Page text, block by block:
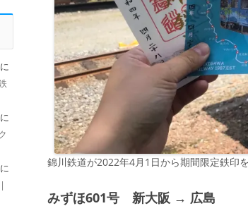
錦川鉄道が2022年4月1日から期間限定鉄印
みずほ601号 新大阪 → 広島
に
に
に